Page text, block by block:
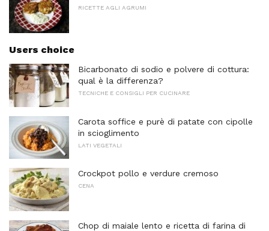
RICETTE AGLI AGRUMI
Users choice
Bicarbonato di sodio e polvere di cottura:
qual è la differenza?
TECNICHE E CONSIGLI PER CUCINARE
Carota soffice e purè di patate con cipolle
in scioglimento
LATI VEGETALI
Crockpot pollo e verdure cremoso
CENA
Chop di maiale lento e ricetta di farina di